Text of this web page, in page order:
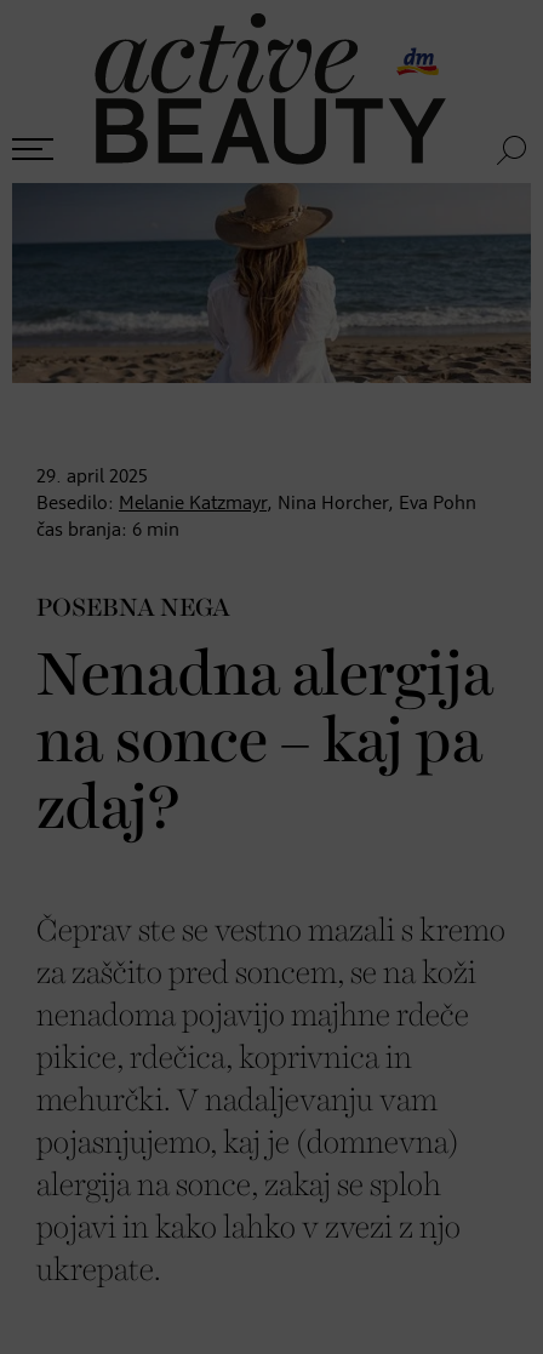
29. april 2025
Besedilo: Melanie Katzmayr, Nina Horcher, Eva Pohn
čas branja: 6 min
POSEBNA NEGA
Nenadna alergija
na sonce – kaj pa
zdaj?
Čeprav ste se vestno mazali s kremo
za zaščito pred soncem, se na koži
nenadoma pojavijo majhne rdeče
pikice, rdečica, koprivnica in
mehurčki. V nadaljevanju vam
pojasnjujemo, kaj je (domnevna)
alergija na sonce, zakaj se sploh
pojavi in kako lahko v zvezi z njo
ukrepate.